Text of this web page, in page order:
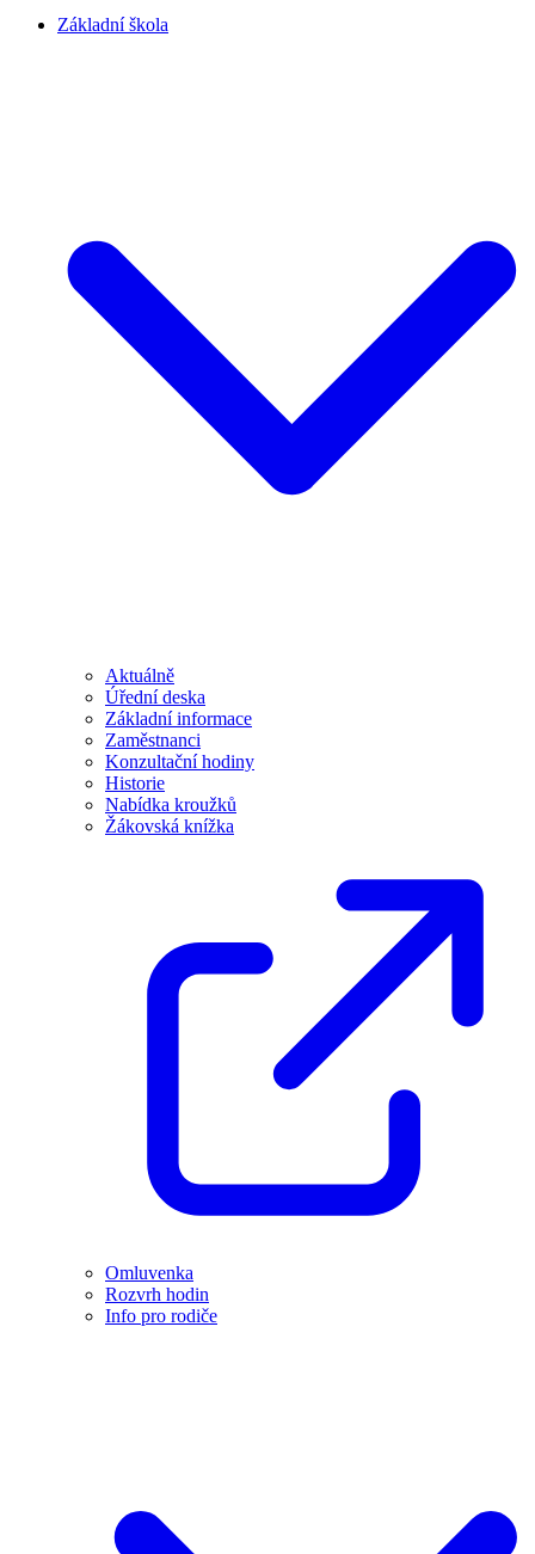
Základní škola
Aktuálně
Úřední deska
Základní informace
Zaměstnanci
Konzultační hodiny
Historie
Nabídka kroužků
Žákovská knížka
Omluvenka
Rozvrh hodin
Info pro rodiče